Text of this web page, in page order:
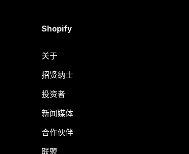
Shopify
关于
招贤纳士
投资者
新闻媒体
合作伙伴
联盟